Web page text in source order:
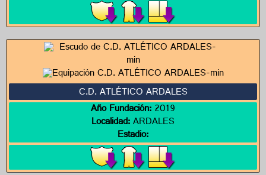
C.D. ATLÉTICO ARDALES
Año Fundación:2019
Localidad:ARDALES
Estadio: